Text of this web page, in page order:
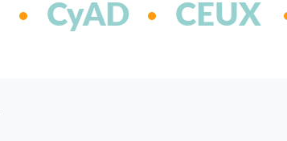
CyAD CEUX